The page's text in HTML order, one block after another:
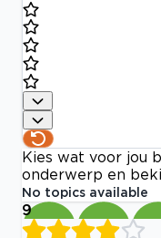
Kies wat voor jou
onderwerp en
No topics available
9